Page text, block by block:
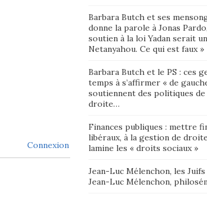
Connexion
Barbara Butch et ses
donne la parole à Jonas
soutien à la loi Yadan serait
Netanyahou. Ce qui est faux »
Barbara Butch et le PS : ces
temps à s’affirmer « de
soutiennent des politiques
droite…
Finances publiques : mettre
libéraux, à la gestion de
lamine les « droits sociaux »
Jean-Luc Mélenchon, les
Jean-Luc Mélenchon,